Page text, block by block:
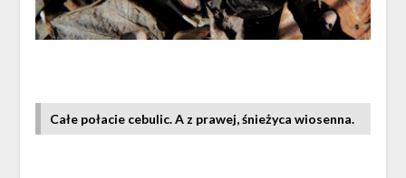
Całe połacie cebulic.A z prawej, śnieżyca wiosenna.